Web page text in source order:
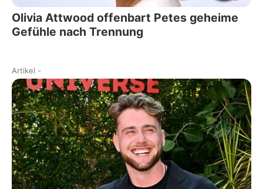
Olivia Attwood offenbart Petes geheime
Gefühle nach Trennung
Artikel -